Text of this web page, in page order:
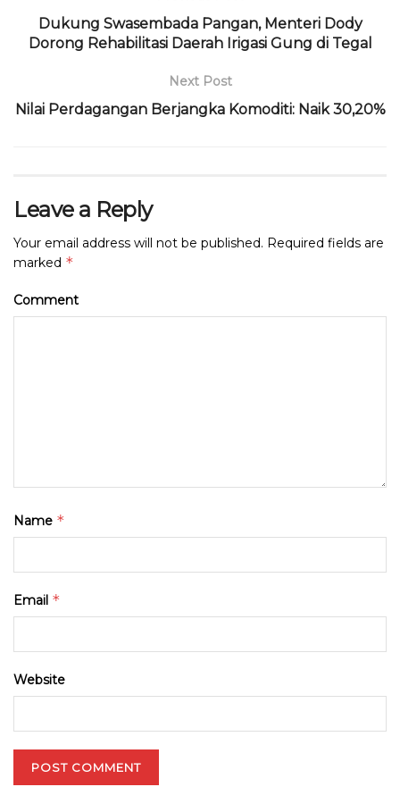
Dukung Swasembada Pangan, Menteri Dody
Dorong Rehabilitasi Daerah Irigasi Gung di Tegal
Next Post
Nilai Perdagangan Berjangka Komoditi: Naik 30,20%
Leave a Reply
Your email address will not be published. Required fields are
marked *
Comment
Name *
Email *
Website